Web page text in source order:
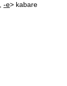
-e> kabare